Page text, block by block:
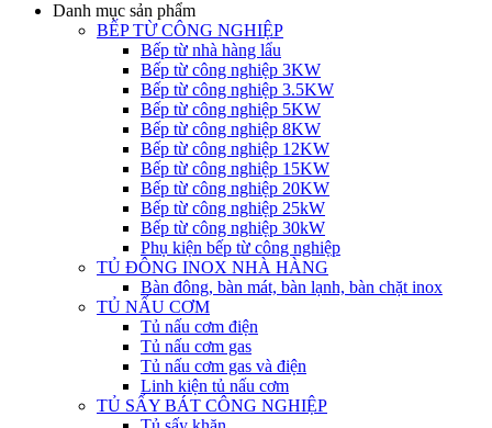
Danh mục sản phẩm
BẾP TỪ CÔNG NGHIỆP
Bếp từ nhà hàng lẩu
Bếp từ công nghiệp 3KW
Bếp từ công nghiệp 3.5KW
Bếp từ công nghiệp 5KW
Bếp từ công nghiệp 8KW
Bếp từ công nghiệp 12KW
Bếp từ công nghiệp 15KW
Bếp từ công nghiệp 20KW
Bếp từ công nghiệp 25kW
Bếp từ công nghiệp 30kW
Phụ kiện bếp từ công nghiệp
TỦ ĐÔNG INOX NHÀ HÀNG
Bàn đông, bàn mát, bàn lạnh, bàn chặt inox
TỦ NẤU CƠM
Tủ nấu cơm điện
Tủ nấu cơm gas
Tủ nấu cơm gas và điện
Linh kiện tủ nấu cơm
TỦ SẤY BÁT CÔNG NGHIỆP